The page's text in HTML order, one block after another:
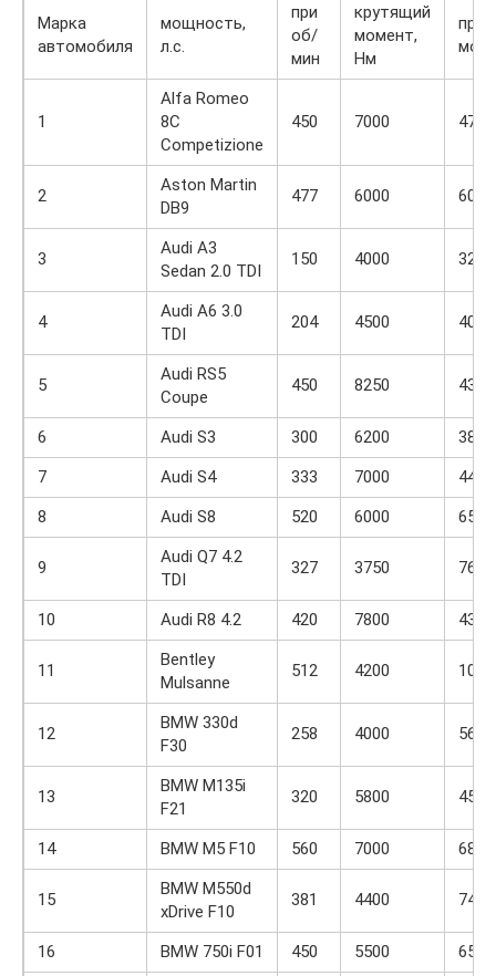
Марка
автомобиля
мощность,
л.с.
при
об/
мин
крутящий
момент,
Нм
1
Alfa Romeo
8C
Competizione
450 7000 470
2
Aston Martin
DB9
477 6000 600
3
Audi A3
Sedan 2.0 TDI
150 4000 320
4
Audi A6 3.0
TDI
204 4500 400
5
Audi RS5
Coupe
450 8250 430
6 Audi S3 300 6200
380
7
Audi S4 333 7000
441
8
Audi S8 520 6000 652
9
Audi Q7 4.2
TDI
327 3750 760
10 Audi R8 4.2 420 7800 430
11
Bentley
Mulsanne
512 4200 1020
12
BMW 330d
F30
258 4000 560
13
BMW M135i
F21
320 5800 450
14 BMW M5 F10 560 7000 680
15
BMW M550d
xDrive F10
381 4400 740
16 BMW 750i F01 450 5500
650